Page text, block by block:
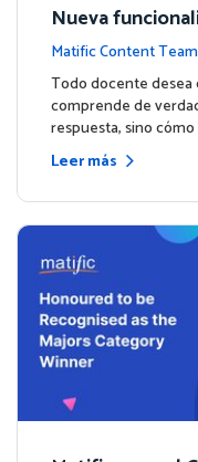
Nueva
bre lo que tus
Matific Content Team
vo
Todo docente desea
comprende de
respuesta, sino
Leer más